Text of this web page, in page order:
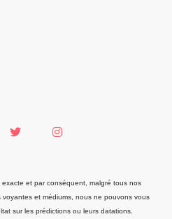
et par conséquent, malgré tous nos
et médiums, nous ne pouvons vous
sur les prédictions ou leurs datations.